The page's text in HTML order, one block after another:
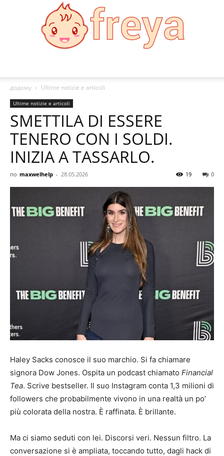
додому
Ultime notizie e articoli
Ultime notizie e articoli
SMETTILA DI ESSERE
TENERO CON I SOLDI.
INIZIA A TASSARLO.
по maxwelhelp - 28.05.2026 0
19
Haley Sacks conosce il suo marchio. Si fa chiamare
signora Dow Jones. Ospita un podcast chiamato Financial
Tea. Scrive bestseller. Il suo Instagram conta 1,3 milioni di
followers che probabilmente vivono in una realtà un po’
più colorata della nostra. È raffinata. È brillante.
Ma ci siamo seduti con lei. Discorsi veri. Nessun filtro. La
conversazione si è ampliata, toccando tutto, dagli hack di